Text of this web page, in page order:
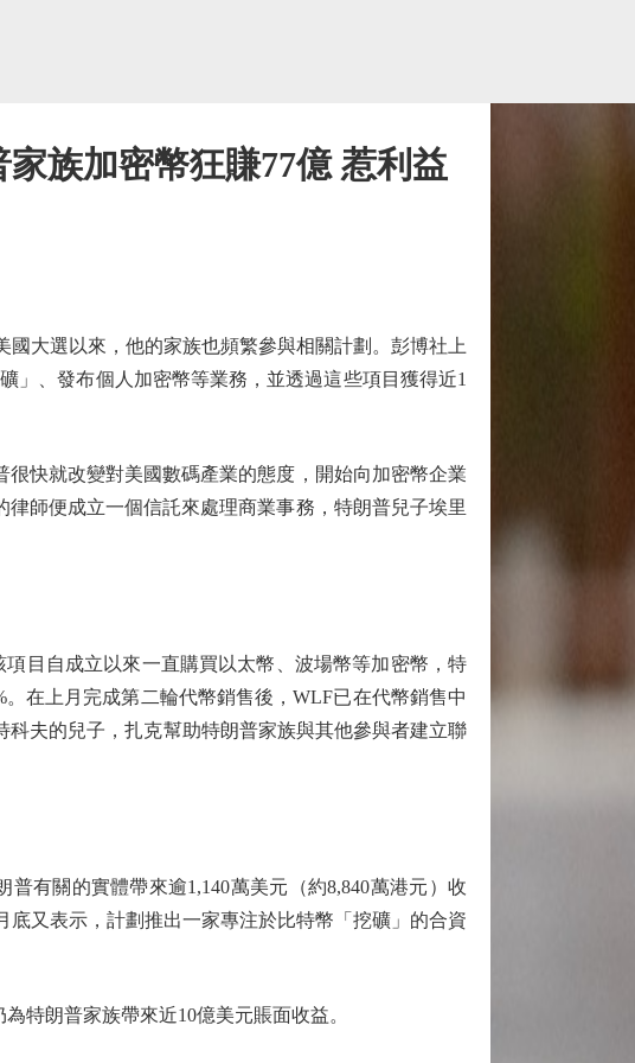
族加密幣狂賺77億 惹利益
大選以來，他的家族也頻繁參與相關計劃。彭博社上
」、發布個人加密幣等業務，並透過這些項目獲得近1
快就改變對美國數碼產業的態度，開始向加密幣企業
師便成立一個信託來處理商業事務，特朗普兒子埃里
目自成立以來一直購買以太幣、波場幣等加密幣，特
在上月完成第二輪代幣銷售後，WLF已在代幣銷售中
夫的兒子，扎克幫助特朗普家族與其他參與者建立聯
有關的實體帶來逾1,140萬美元（約8,840萬港元）收
又表示，計劃推出一家專注於比特幣「挖礦」的合資
朗普家族帶來近10億美元賬面收益。